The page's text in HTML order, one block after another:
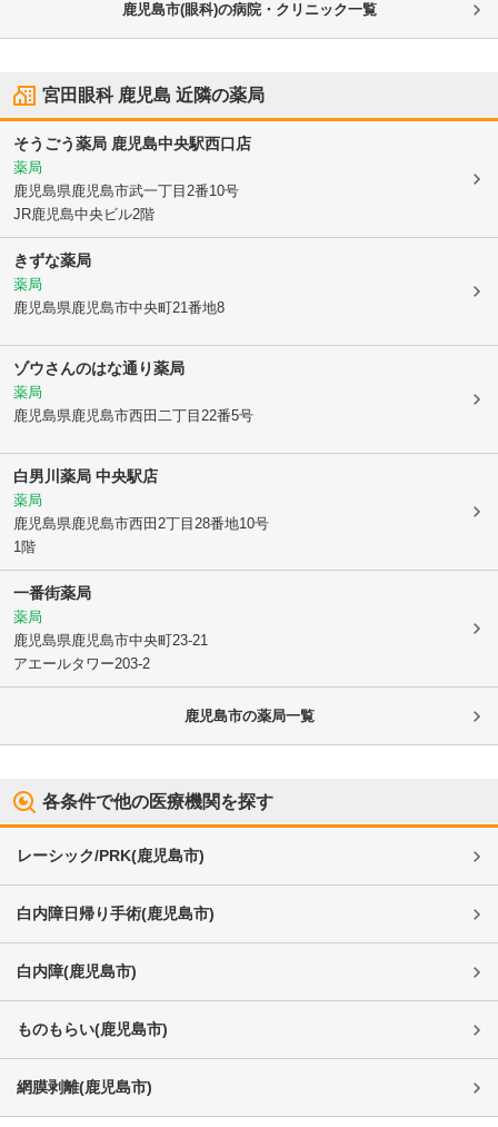
鹿児島市(眼科)の病院・クリニック一覧
宮田眼科 鹿児島 近隣の薬局
そうごう薬局 鹿児島中央駅西口店
薬局
鹿児島県鹿児島市武一丁目2番10号
JR鹿児島中央ビル2階
きずな薬局
薬局
鹿児島県鹿児島市中央町21番地8
ゾウさんのはな通り薬局
薬局
鹿児島県鹿児島市西田二丁目22番5号
白男川薬局 中央駅店
薬局
鹿児島県鹿児島市西田2丁目28番地10号
1階
一番街薬局
薬局
鹿児島県鹿児島市中央町23-21
アエールタワー203-2
鹿児島市の薬局一覧
各条件で他の医療機関を探す
レーシック/PRK(鹿児島市)
白内障日帰り手術(鹿児島市)
白内障(鹿児島市)
ものもらい(鹿児島市)
網膜剥離(鹿児島市)